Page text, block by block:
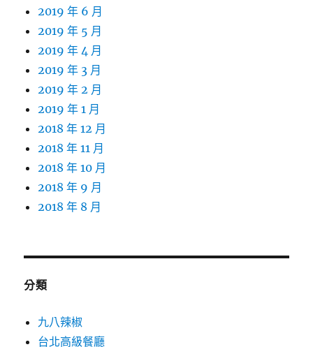
2019 年 6 月
2019 年 5 月
2019 年 4 月
2019 年 3 月
2019 年 2 月
2019 年 1 月
2018 年 12 月
2018 年 11 月
2018 年 10 月
2018 年 9 月
2018 年 8 月
分類
九八辣椒
台北高級餐廳